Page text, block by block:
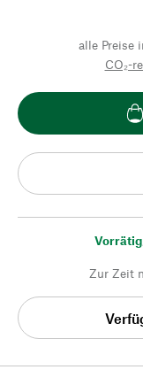
alle Preise
CO₂-
Vorrätig
Zur Zeit